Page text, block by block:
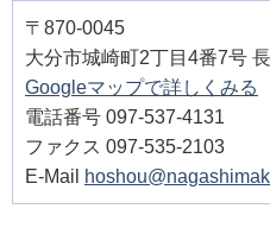
〒870-0045
大分市城崎町2丁目4番7号
Googleマップで詳しくみる
電話番号 097-537-4131
ファクス 097-535-2103
E-Mail